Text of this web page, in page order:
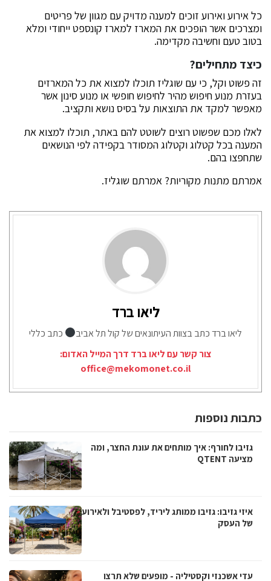
כל אירוע ואירוע זוכים למענה מדויק עם מגוון של פריטים
ומצרכים אשר הופכים את המארז למארז קונספט ייחודי ומלא
בטוב טעם וחשיבה מקדימה.
כיצד מתחילים?
זה פשוט וקל, כי עם שוגליז תוכלו למצוא את כל המארזים
בעזרת מנוע חיפוש מהיר לחיפוש חופשי או מנוע סינון אשר
מאפשר למקד את התוצאות על בסיס נושא ותקציב.
לאלו מכם שפשוט רוצים לשוטט להם באתר, תוכלו למצוא את
המענה בכל קטלוג וקטלוג המסודר בקפידה לפי הנושאים
שתחפצו בהם.
אמרתם מתנות מקוריות? אמרתם שוגליז.
ליאו ברד
ליאו ברד כתב בצוות העיתונאים של קול תל אביב
כתב כללי
צור קשר עם ליאו ברד דרך המייל האדום:
office@mekomonet.co.il
כתבות נוספות
גזיבו לחורף: איך מותחים את עונת החצר, ומה
מציעה QTENT
איזי גזיבו: גזיבו ממותג ליריד, לפסטיבל ולאירוע
של העסק
עדי אשכנזי וקסטיליה - מופעים שלא תרצו